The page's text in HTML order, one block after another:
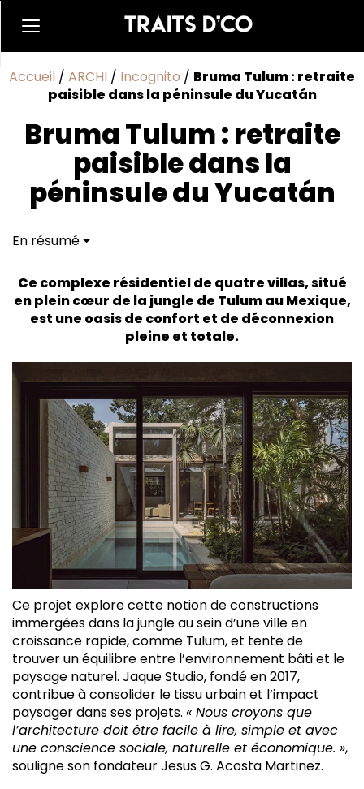
Accueil / ARCHI / Incognito / Bruma Tulum : retraite
paisible dans la péninsule du Yucatán
Bruma Tulum : retraite
paisible dans la
péninsule du Yucatán
En résumé
Ce complexe résidentiel de quatre villas, situé
en plein cœur de la jungle de Tulum au Mexique,
est une oasis de confort et de déconnexion
pleine et totale.
Ce projet explore cette notion de constructions
immergées dans la jungle au sein d’une ville en
croissance rapide, comme Tulum, et tente de
trouver un équilibre entre l’environnement bâti et le
paysage naturel. Jaque Studio, fondé en 2017,
contribue à consolider le tissu urbain et l’impact
paysager dans ses projets. « Nous croyons que
l’architecture doit être facile à lire, simple et avec
une conscience sociale, naturelle et économique. »,
souligne son fondateur Jesus G. Acosta Martinez.